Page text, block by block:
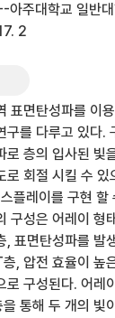
아주대학교 일반
2
표면탄성파를 이
구를 다루고 있다.
로 층의 입사된 빛
로 회절 시킬 수 있
플레이를 구현 할
구성은 어레이 형
, 표면탄성파를
, 압전 효율이 높
로 구성된다. 어레
통해 두 개의 빛